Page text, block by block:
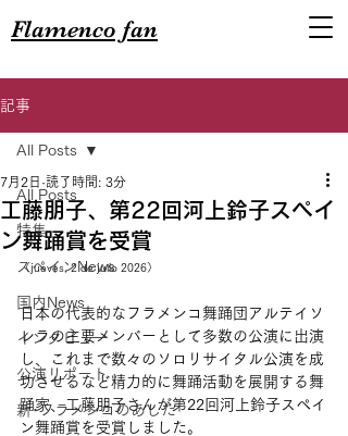
Flamenco fan
記事
All Posts
特集
スペインNews
国内News
インタビュー
公演リポート
新･フラメンコのあした
All Posts
工藤朋子、第22回河上鈴子スペイ
ン舞踊賞を受賞
7月2日 読了時間: 3分
（jueves, 2 de julio 2026）
日本の代表的なフラメンコ舞踊団アルテイソ
レラの主要メンバーとして多数の公演に出演
し、これまで数々のソロリサイタル公演を成
功させるなど精力的に舞踊活動を展開する舞
踊家、工藤朋子さんが第22回河上鈴子スペイ
ン舞踊賞を受賞しました。